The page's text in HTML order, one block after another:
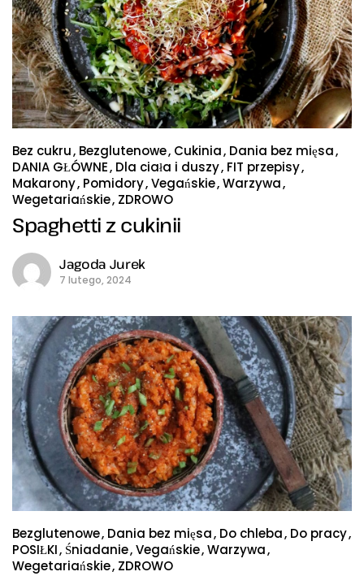
Bez cukru Bezglutenowe Cukinia Dania bez mięsa
DANIA GŁÓWNE Dla ciała i duszy FIT przepisy
Makarony Pomidory Vegańskie Warzywa
Wegetariańskie ZDROWO
Spaghetti z cukinii
Jagoda Jurek
7 lutego, 2024
Bezglutenowe Dania bez mięsa Do chleba Do pracy
POSIŁKI Śniadanie Vegańskie Warzywa
Wegetariańskie ZDROWO